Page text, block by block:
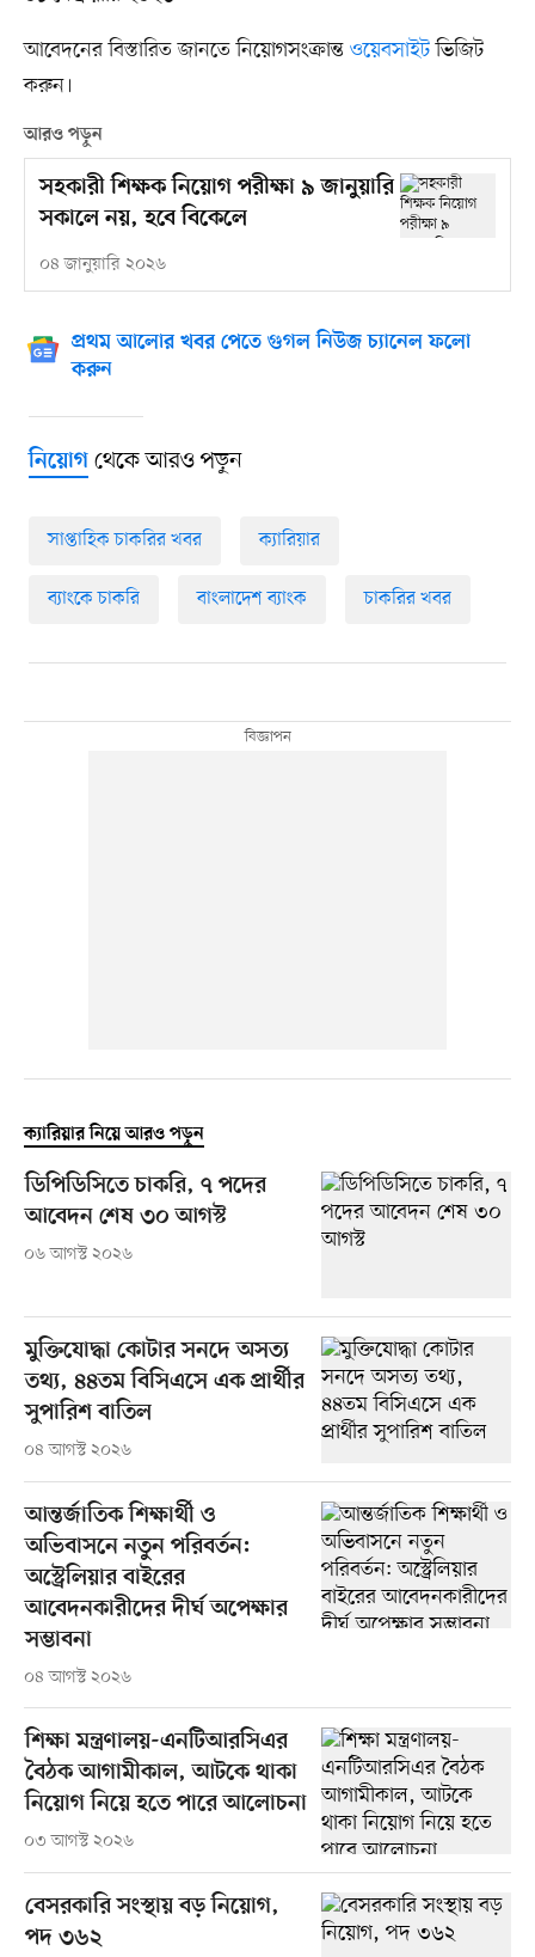
আবেদনের বিস্তারিত জানতে নিয়োগসংক্রান্ত ওয়েবসাইটভিজিট
করুন।
আরও পড়ুন
সহকারী শিক্ষক নিয়োগ পরীক্ষা ৯ জানুয়ারি
সকালে নয়, হবে বিকেলে
০৪ জানুয়ারি ২০২৬
প্রথম আলোর খবর পেতে গুগল নিউজ চ্যানেল ফলো
করুন
নিয়োগথেকে আরও পড়ুন
সাপ্তাহিক চাকরির খবর ক্যারিয়ার
ব্যাংকে চাকরি বাংলাদেশ ব্যাংক চাকরির খবর
ক্যারিয়ার নিয়ে আরও পড়ুন
ডিপিডিসিতে চাকরি, ৭ পদের
আবেদন শেষ ৩০ আগস্ট
০৬ আগস্ট ২০২৬
মুক্তিযোদ্ধা কোটার সনদে অসত্য
তথ্য, ৪৪তম বিসিএসে এক প্রার্থীর
সুপারিশ বাতিল
০৪ আগস্ট ২০২৬
আন্তর্জাতিক শিক্ষার্থী ও
অভিবাসনে নতুন পরিবর্তন:
অস্ট্রেলিয়ার বাইরের
আবেদনকারীদের দীর্ঘ অপেক্ষার
সম্ভাবনা
০৪ আগস্ট ২০২৬
শিক্ষা মন্ত্রণালয়-এনটিআরসিএর
বৈঠক আগামীকাল, আটকে থাকা
নিয়োগ নিয়ে হতে পারে আলোচনা
০৩ আগস্ট ২০২৬
বেসরকারি সংস্থায় বড় নিয়োগ,
পদ ৩৬২